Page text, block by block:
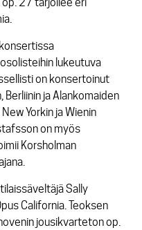
op. 27 tarjoilee eri
lukeutuva
on konsertoinut
ja Alankomaiden
Yorkin ja Wienin
on myös
Korsholman
Sally
California. Teoksen
jousikvarteton op.